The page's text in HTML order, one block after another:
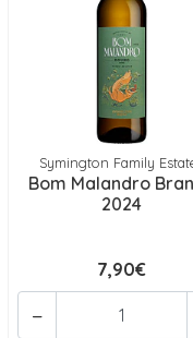
Symington Family
Bom Malandro
2024
7,90€
-